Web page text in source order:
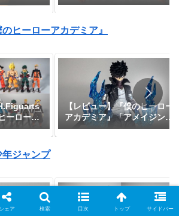
ー」『スパイダーマン：アク
ス』
ヒーローアカデミア』
ーローア
【レビュー】『僕のヒーロー
アカデミア』「アメイジン
グ・ヤマグチ 荼毘」
年ジャンプ
シェア 検索 目次 トップ サイドバー